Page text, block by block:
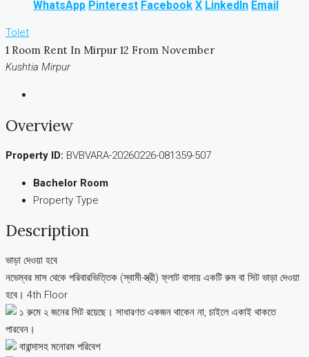
WhatsApp Pinterest Facebook X LinkedIn Email
Tolet
1 Room Rent In Mirpur 12 From November
Kushtia Mirpur
Overview
Property ID: BVBVARA-20260226-081359-507
Bachelor Room
Property Type
Description
ভাড়া দেওয়া হবে
নভেম্বর মাস থেকে পরিবারভিত্তিক (স্বামী-স্ত্রী) ফ্লাট বাসায় একটি রুম বা সিট ভাড়া দেওয়া
হবে। 4th Floor
১ রুমে ২ জনের সিট রয়েছে। সাধারণত একজন থাকেন না, চাইলে একাই থাকতে
পারবেন।
বারান্দাসহ মনোরম পরিবেশ